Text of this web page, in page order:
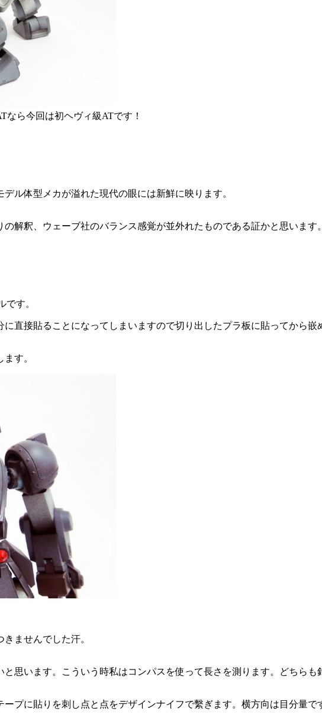
ら今回は初ヘヴィ級ATです！
ル体型メカが溢れた現代の眼には新鮮に映ります。
解釈、ウェーブ社のバランス感覚が並外れたものである証かと思います。
です。
直接貼ることになってしまいますので切り出したプラ板に貼ってから嵌
す。
ませんでした汗。
思います。こういう時私はコンパスを使って長さを測ります。どちらも
プに貼りを刺し点と点をデザインナイフで繫ぎます。横方向は目分量で